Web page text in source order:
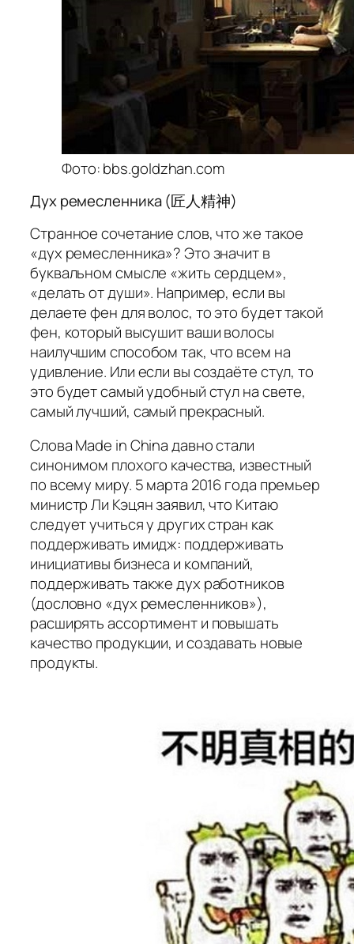
Фото: bbs.goldzhan.com
Дух ремесленника (匠人精神)
Странное сочетание слов, что же такое
«дух ремесленника»? Это значит в
буквальном смысле «жить сердцем»,
«делать от души». Например, если вы
делаете фен для волос, то это будет такой
фен, который высушит ваши волосы
наилучшим способом так, что всем на
удивление. Или если вы создаёте стул, то
это будет самый удобный стул на свете,
самый лучший, самый прекрасный.
Слова Made in China давно стали
синонимом плохого качества, известный
по всему миру. 5 марта 2016 года премьер
министр Ли Кэцян заявил, что Китаю
следует учиться у других стран как
поддерживать имидж: поддерживать
инициативы бизнеса и компаний,
поддерживать также дух работников
(дословно «дух ремесленников»),
расширять ассортимент и повышать
качество продукции, и создавать новые
продукты.